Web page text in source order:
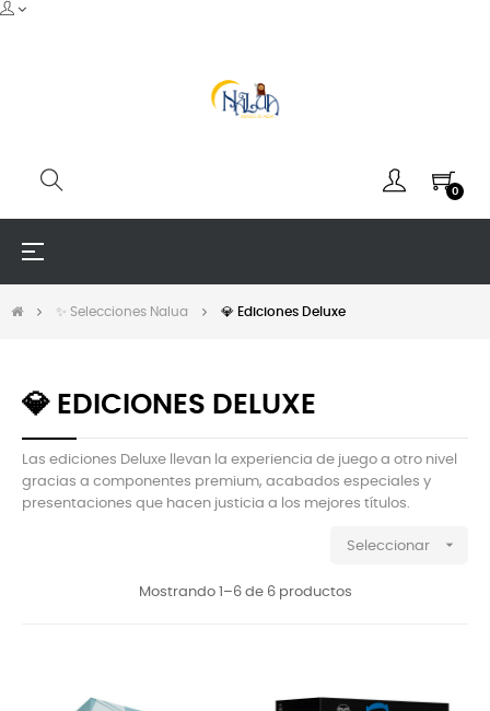
0
Navegación
☰
✨ Selecciones Nalua 💎 Ediciones Deluxe
💎 EDICIONES DELUXE
Las ediciones Deluxe llevan la experiencia de juego a otro nivel
gracias a componentes premium, acabados especiales y
presentaciones que hacen justicia a los mejores títulos.
Seleccionar 
Mostrando 1–6 de 6 productos